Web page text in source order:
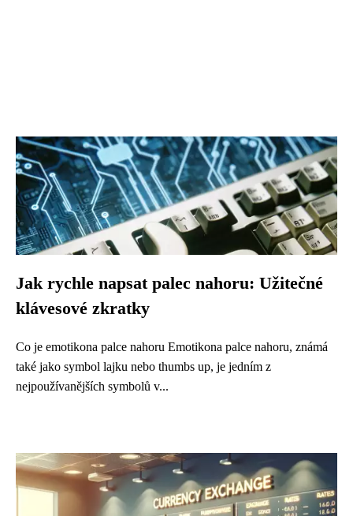
Jak rychle napsat palec nahoru: Užitečné
klávesové zkratky
Co je emotikona palce nahoru Emotikona palce nahoru, známá
také jako symbol lajku nebo thumbs up, je jedním z
nejpoužívanějších symbolů v...